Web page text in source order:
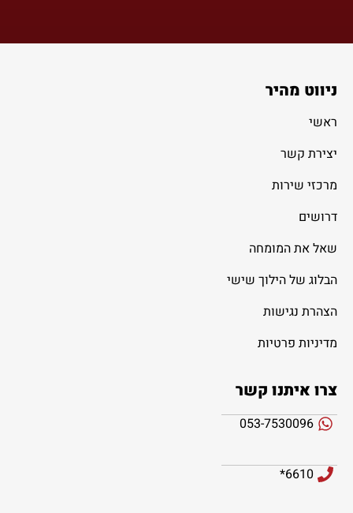
ניווט מהיר
ראשי
יצירת קשר
מרכזי שירות
דרושים
שאל את המומחה
הבלוג של הילוך שישי
הצהרת נגישות
מדיניות פרטיות
צרו איתנו קשר
053-7530096
6610*